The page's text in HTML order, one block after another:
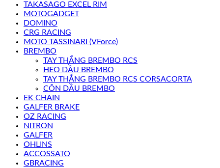
TAKASAGO EXCEL RIM
MOTOGADGET
DOMINO
CRG RACING
MOTO TASSINARI (VForce)
BREMBO
TAY THẮNG BREMBO RCS
HEO DẦU BREMBO
TAY THẮNG BREMBO RCS CORSACORTA
CÔN DẦU BREMBO
EK CHAIN
GALFER BRAKE
OZ RACING
NITRON
GALFER
OHLINS
ACCOSSATO
GBRACING